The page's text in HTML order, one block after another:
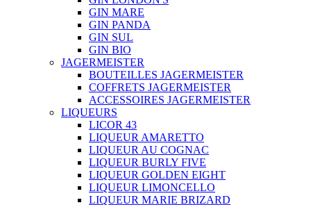
GIN MARE
GIN PANDA
GIN SUL
GIN BIO
JAGERMEISTER
BOUTEILLES JAGERMEISTER
COFFRETS JAGERMEISTER
ACCESSOIRES JAGERMEISTER
LIQUEURS
LICOR 43
LIQUEUR AMARETTO
LIQUEUR AU COGNAC
LIQUEUR BURLY FIVE
LIQUEUR GOLDEN EIGHT
LIQUEUR LIMONCELLO
LIQUEUR MARIE BRIZARD